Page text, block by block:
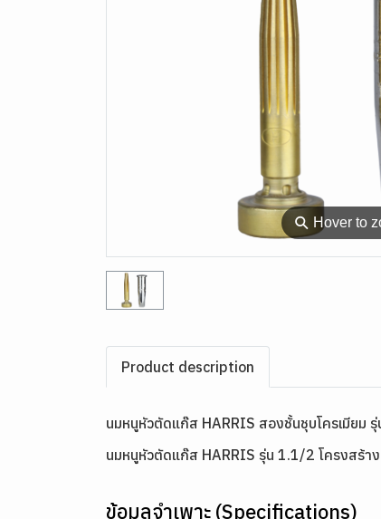
⚲ Hover to
Product description
นมหนูหัวตัดแก๊ส HARRIS สองชั้นชุบโครเมียม
นมหนูหัวตัดแก๊ส HARRIS รุ่น 1.1/2 โครงสร้า
ข้อมูลจำเพาะ (Specifications)